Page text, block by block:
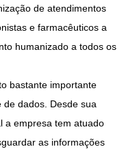
de atendimentos
e farmacêuticos a
humanizado a todos os
bastante importante
de dados. Desde sua
a empresa tem atuado
as informações